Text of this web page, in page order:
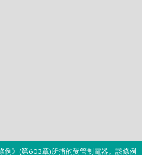
例》(第603章)所指的受管制電器。該條例